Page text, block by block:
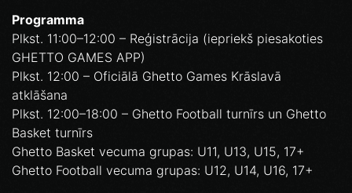
Programma
Plkst. 11:00–12:00 – Reģistrācija (iepriekš piesakoties
GHETTO GAMES APP)
Plkst. 12:00 – Oficiālā Ghetto Games Krāslavā
atklāšana
Plkst. 12:00–18:00 – Ghetto Football turnīrs un Ghetto
Basket turnīrs
Ghetto Basket vecuma grupas: U11, U13, U15, 17+
Ghetto Football vecuma grupas: U12, U14, U16, 17+